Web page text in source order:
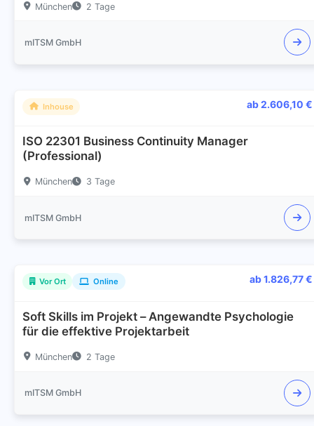
München 2 Tage
mITSM GmbH
Inhouse ab 2.606,10 €
ISO 22301 Business Continuity Manager
(Professional)
München 3 Tage
mITSM GmbH
Vor Ort Online ab 1.826,77 €
Soft Skills im Projekt – Angewandte Psychologie
für die effektive Projektarbeit
München 2 Tage
mITSM GmbH